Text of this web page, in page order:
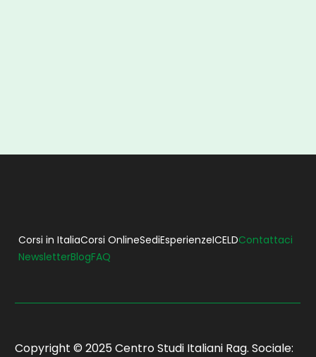
Corsi in ItaliaCorsi OnlineSediEsperienzeICELDContattaci
NewsletterBlogFAQ
Copyright © 2025 Centro Studi Italiani Rag. Sociale: